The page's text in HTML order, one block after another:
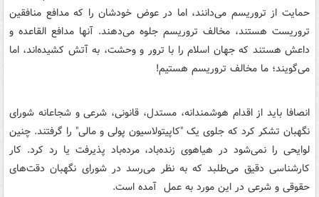
حمایت از تروریسم می‌دانند، اما در عوض خودشان را که مدافع منافقین
تروریست هستند، مخالف تروریسم جلوه می‌دهند. آنها مدافع القاعده و
داعش هستند که جهان اسلام را با ترور و وحشت، به آتش کشیده‌اند، اما
می‌گویند؛ ما مخالف تروریسم هستیم!
انصافا باید از اقدام هوشمندانه، مستدل، قانونی، شرعی و شجاعانه شورای
نگهبان تشکر کرد که جلوی یک "کاپیتولاسیون پولی و مالی" را گرفتند. چنین
لوایحی را نمی‌شود در هیاهوی زنده‌باد، مرده‌باد پذیرفت یا رد کرد. کار
کارشناسی دقیق می‌طلبد که به نظر می‌رسد در شورای نگهبان دقت‌های
حقوقی و شرعی در این مورد به عمل آمده است.